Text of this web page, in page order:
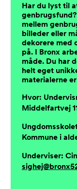
Har du lyst til
mellem
billeder eller
dekorere med
på. I Bronx
måde. Du har
helt eget
materialerne
Hvor:
Middelfartvej
Kommune i
Underviser: